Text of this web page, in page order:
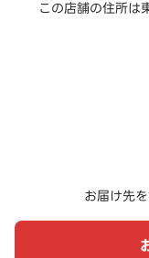
この店舗の住所は
お届け先